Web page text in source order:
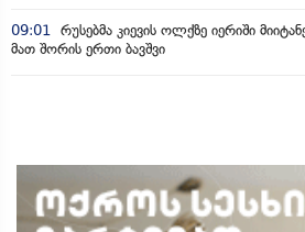
09:01
რუსებმა კიევის ოლქზე იერიში
მათ შორის ერთი ბავშვი